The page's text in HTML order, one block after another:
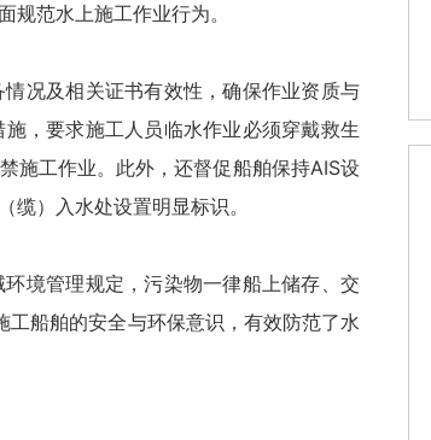
范水上施工作业行为。
况及相关证书有效性，确保作业资质与
，要求施工人员临水作业必须穿戴救生
施工作业。此外，还督促船舶保持AIS设
）入水处设置明显标识。
境管理规定，污染物一律船上储存、交
船舶的安全与环保意识，有效防范了水